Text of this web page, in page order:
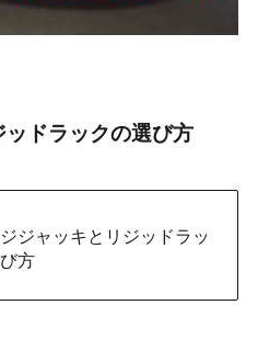
ドラックの選び方
ジャッキとリジッドラッ
方